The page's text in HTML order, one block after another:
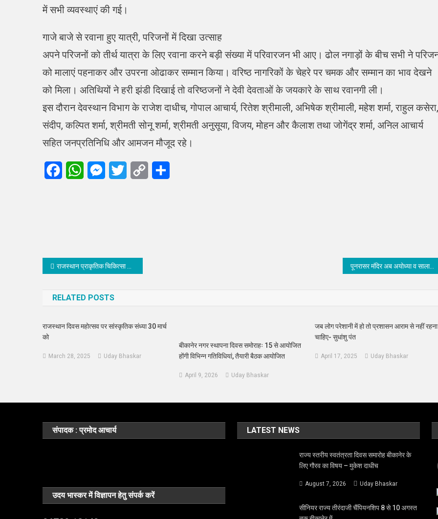
में सभी व्यवस्थाएं की गई।
गाजे बाजे से रवाना हुए यात्री, परिजनों में दिखा उत्साह
अपने परिजनों को तीर्थ यात्रा के लिए रवाना करने बड़ी संख्या में परिवारजन भी आए। ढोल नगाड़ों के बीच सभी ने
को मालाएं पहनाकर और उपरना ओढाकर सम्मान किया। वरिष्ठ नागरिकों के चेहरे पर चमक और सम्मान का भाव देखने
को मिला। अतिथियों ने हरी झंडी दिखाई तो वरिष्ठजनों ने देवी देवताओं के जयकारे के साथ रवानगी ली।
इस दौरान देवस्थान विभाग के राजेश दाधीच, गोपाल आचार्य, रितेश श्रीमाली, अभिषेक श्रीमाली, महेश शर्मा, राहुल कसेरा,
संदीप, कल्पित शर्मा, श्रीमती सोनू शर्मा, श्रीमती अनुसूया, विजय, मोहन और कैलाश तथा जोगेंद्र शर्मा, अनिल आचार्य
सहित जनप्रतिनिधि और आमजन मौजूद रहे।
FacebookWhatsAppMessenger
Twitter
Copy
Post
राजस्थान प्राकृतिक चिकित्सा केंद्र में सात दिवसीय योग एवं प्राकृतिक चिकित्सा शिविर का समापन पूनरासर मंदिर अब अयोध्या व सालासर मंदिर की तरह बनेगा भव्य – विधायक ताराचंद
RELATED POSTS
राजस्थान दिवस महोत्सव पर सांस्कृतिक संध्या 30 मार्च
को
March 28, 2025 Uday Bhaskar
बीकानेर नगर स्थापना दिवस समोराहः 15 से आयोजित
होंगी विभिन्न गतिविधियां, तैयारी बैठक आयोजित
April 9, 2026 Uday Bhaskar
जब लोग परेशानी में हो तो प्रशासन आराम से नहीं रहना
चाहिए- सुधांशु पंत
April 17, 2025 Uday Bhaskar
संपादक : प्रमोद आचार्य
उदय भास्कर में विज्ञापन हेतु संपर्क करें
LATEST NEWS
राज्य स्तरीय स्वतंत्रता दिवस समारोह बीकानेर के
लिए गौरव का विषय – मुकेश दाधीच
August 7, 2026 Uday Bhaskar
सीनियर राज्य तीरंदाजी चैंपियनशिप 8 से 10 अगस्त